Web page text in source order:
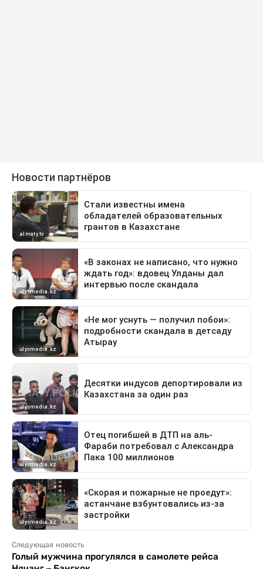
Следующая новость
Голый мужчина прогулялся в самолете рейса